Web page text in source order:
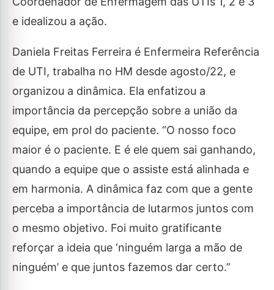
e idealizou a ação.
Daniela Freitas Ferreira é Enfermeira Referência
de UTI, trabalha no HM desde agosto/22, e
organizou a dinâmica. Ela enfatizou a
importância da percepção sobre a união da
equipe, em prol do paciente. “O nosso foco
maior é o paciente. E é ele quem sai ganhando,
quando a equipe que o assiste está alinhada e
em harmonia. A dinâmica faz com que a gente
perceba a importância de lutarmos juntos com
o mesmo objetivo. Foi muito gratificante
reforçar a ideia que ‘ninguém larga a mão de
ninguém’ e que juntos fazemos dar certo.”